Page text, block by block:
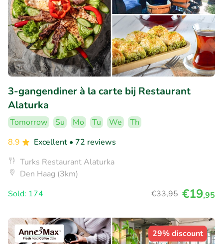
3-gangendiner à la carte bij Restaurant
Alaturka
Tomorrow Su Mo Tu We
Th
8.9
Excellent • 72 reviews
Turks Restaurant Alaturka
Den Haag (3km)
Sold: 174
€33,95 €19,95
29% discount